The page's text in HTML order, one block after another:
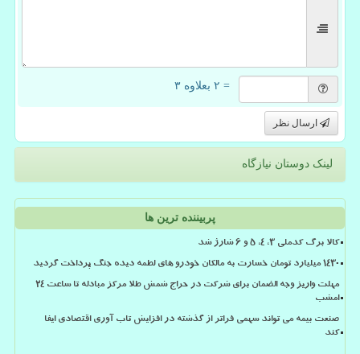
= ۲ بعلاوه ۳
ارسال نظر
لینک دوستان نیازگاه
پربیننده ترین ها
کالا برگ کدملی 3، 4، 5 و 6 شارژ شد
۱۴۳۰ میلیارد تومان خسارت به مالکان خودرو های لطمه دیده جنگ پرداخت گردید
مهلت واریز وجه الضمان برای شرکت در حراج شمش طلا مرکز مبادله تا ساعت ۲۴
امشب
صنعت بیمه می تواند سهمی فراتر از گذشته در افزایش تاب آوری اقتصادی ایفا
کند